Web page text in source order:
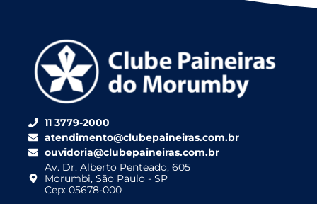
11 3779-2000
atendimento@clubepaineiras.com.br
ouvidoria@clubepaineiras.com.br
Av. Dr. Alberto Penteado, 605
Morumbi, São Paulo - SP
Cep: 05678-000